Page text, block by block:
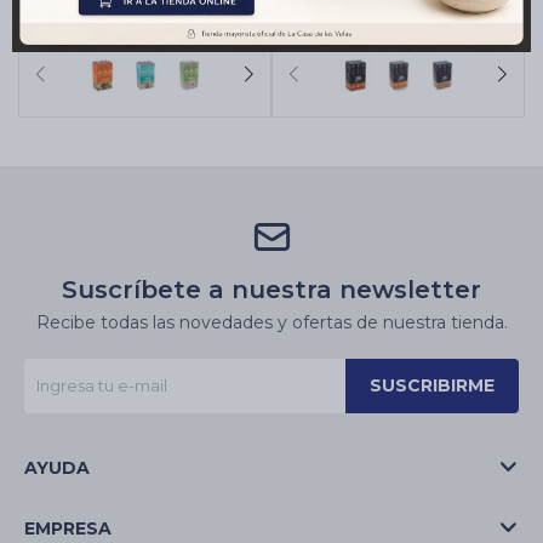
INDIA CAJA X12 - Caja
$ 594
SOUL CAJA X12 - Caja
Suscríbete a nuestra newsletter
Recibe todas las novedades y ofertas de nuestra tienda.
SUSCRIBIRME
AYUDA
EMPRESA